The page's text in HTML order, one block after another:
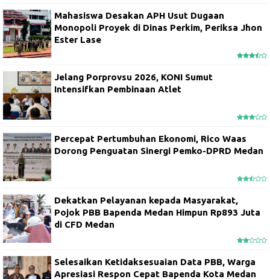
Mahasiswa Desakan APH Usut Dugaan
Monopoli Proyek di Dinas Perkim, Periksa Jhon
Ester Lase
Jelang Porprovsu 2026, KONI Sumut
Intensifkan Pembinaan Atlet
Percepat Pertumbuhan Ekonomi, Rico Waas
Dorong Penguatan Sinergi Pemko-DPRD Medan
Dekatkan Pelayanan kepada Masyarakat,
Pojok PBB Bapenda Medan Himpun Rp893 Juta
di CFD Medan
Selesaikan Ketidaksesuaian Data PBB, Warga
Apresiasi Respon Cepat Bapenda Kota Medan